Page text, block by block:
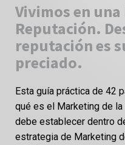
Vivimos en
Reputación.
reputación es
preciado.
Esta guía práctica de 42
qué es el Marketing de
debe establecer dentro
estrategia de Marketing